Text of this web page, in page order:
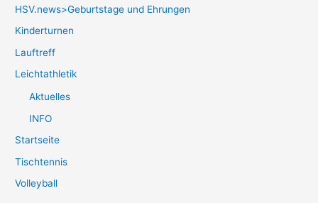
HSV.news>Geburtstage und Ehrungen
Kinderturnen
Lauftreff
Leichtathletik
Aktuelles
INFO
Startseite
Tischtennis
Volleyball